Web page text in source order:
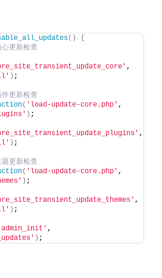
()
{
更新检查
) ;
更新检查
( 'load-update-core.php'
) ;
) ;
更新检查
( 'load-update-core.php'
) ;
) ;
) ;